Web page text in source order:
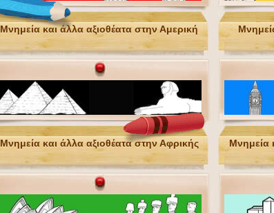
Μνημεία και άλλα αξιοθέατα στην Αμερική
Μνημεία και άλλα αξιοθέατα στην Αφρικής Μνημεία